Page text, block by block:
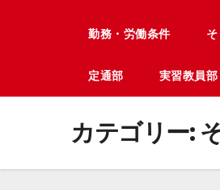
勤務・労働条件
定通部 実習教員部
カテゴリー: